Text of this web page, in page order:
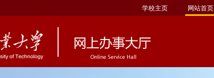
学校主页 网站首页